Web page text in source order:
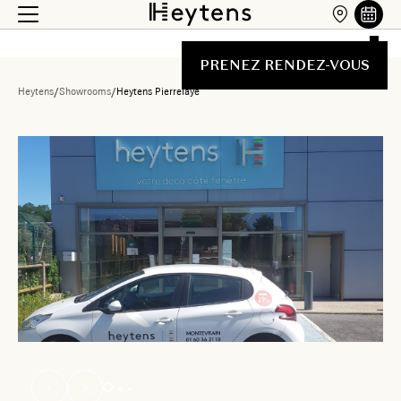
PRENEZ RENDEZ-VOUS
Heytens/Showrooms/Heytens Pierrelaye